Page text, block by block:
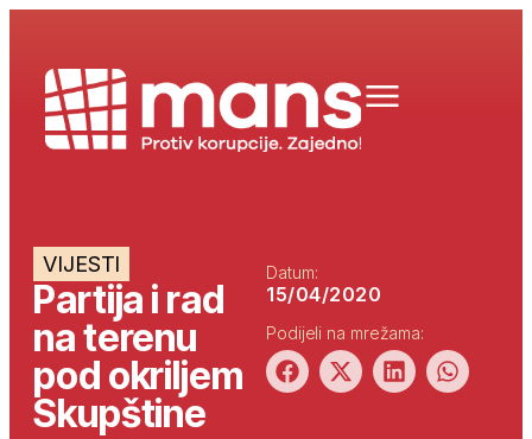
VIJESTI
Partija i rad
na terenu
pod okriljem
Skupštine
Datum:
15/04/2020
Podijeli na mrežama: